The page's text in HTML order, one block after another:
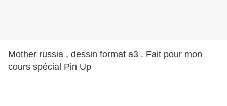
Mother russia , dessin format a3 . Fait pour mon
cours spécial Pin Up